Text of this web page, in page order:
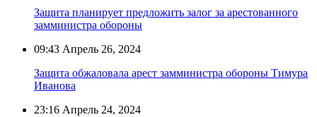
Защита планирует предложить залог за арестованного
замминистра обороны
09:43 Апрель 26, 2024
Защита обжаловала арест замминистра обороны Тимура
Иванова
23:16 Апрель 24, 2024